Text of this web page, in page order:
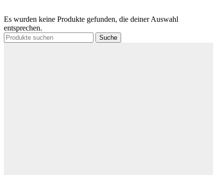
Es wurden keine Produkte gefunden, die deiner Auswahl
entsprechen.
Suche